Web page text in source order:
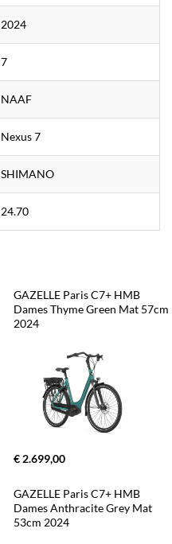
2024
7
NAAF
Nexus 7
SHIMANO
24.70
GAZELLE Paris C7+ HMB
Dames Thyme Green Mat 57cm
2024
€ 2.699,00
GAZELLE Paris C7+ HMB
Dames Anthracite Grey Mat
53cm 2024